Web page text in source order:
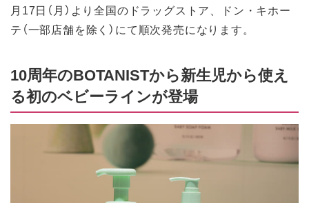
月17日（月）より全国のドラッグストア、ドン・キホー
テ（一部店舗を除く）にて順次発売になります。
10周年のBOTANISTから新生児から使え
る初のベビーラインが登場